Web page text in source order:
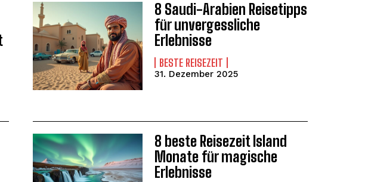
8 Saudi-Arabien Reisetipps
für unvergessliche
Erlebnisse
BESTE REISEZEIT
31. Dezember 2025
8 beste Reisezeit Island
Monate für magische
Erlebnisse